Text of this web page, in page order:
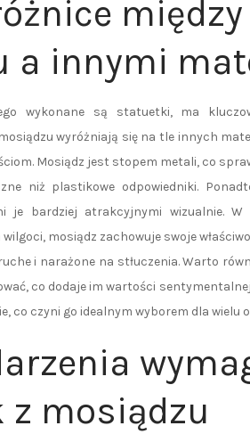
a innymi
wykonane są statuetki, ma
wyróżniają się na tle innych
Mosiądz jest stopem metali, co
niż plastikowe odpowiedniki.
je bardziej atrakcyjnymi wizualnie.
mosiądz zachowuje swoje
i narażone na stłuczenia. Warto
co dodaje im wartości
co czyni go idealnym wyborem dla wielu
mosiądzu